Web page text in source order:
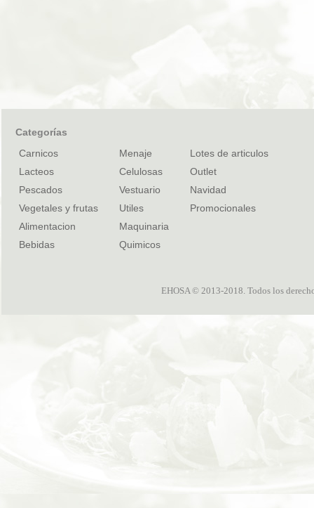
Categorías
Carnicos
Lacteos
Pescados
Vegetales y frutas
Alimentacion
Bebidas
Menaje
Celulosas
Vestuario
Utiles
Maquinaria
Quimicos
Lotes de articulos
Outlet
Navidad
Promocionales
EHOSA © 2013-2018. Todos los